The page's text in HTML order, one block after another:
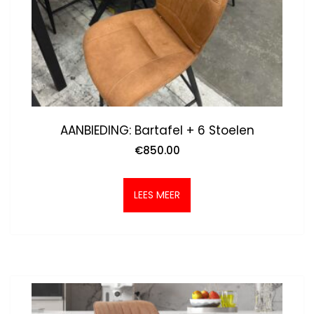
AANBIEDING: Bartafel + 6 Stoelen
€850.00
LEES MEER